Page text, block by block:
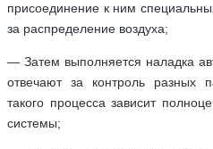
присоединение к ним
за распределение воздуха;
— Затем выполняется наладка
отвечают за контроль разных
такого процесса зависит
системы;